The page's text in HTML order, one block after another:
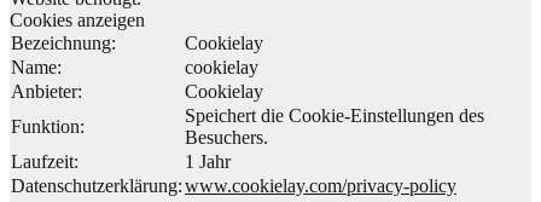
Cookies anzeigen
Bezeichnung:
Cookielay
Name:
cookielay
Anbieter:
Cookielay
Funktion:
Speichert die Cookie-Einstellungen des
Besuchers.
Laufzeit:
1 Jahr
Datenschutzerklärung:www.cookielay.com/privacy-policy